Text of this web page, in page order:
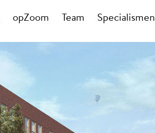
opZoom Team Specialismen